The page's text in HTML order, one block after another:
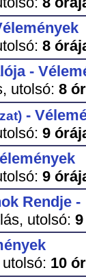
8
-
utolsó: 8
-
9
9
Rendje -
utolsó:
utolsó: 10